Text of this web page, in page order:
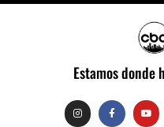
Estamos donde